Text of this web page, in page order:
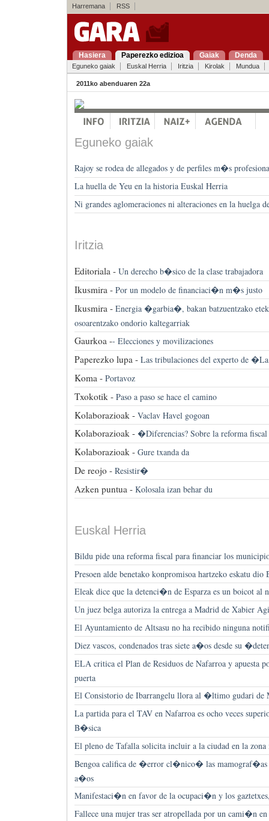
Harremana RSS
Hasiera Paperezko edizioa Gaiak Denda
Eguneko gaiak Euskal Herria Iritzia Kirolak Mundua
2011ko abenduaren 22a
Eguneko gaiak
Rajoy se rodea de allegados y de perfiles m�s
La huella de Yeu en la historia Euskal Herria
Ni grandes aglomeraciones ni alteraciones en la huelga
Iritzia
Editoriala - Un derecho b�sico de la clase trabajadora
Ikusmira - Por un modelo de financiaci�n m�s justo
Ikusmira - Energia �garbia�, bakan batzuentzako
osoarentzako ondorio kaltegarriak
Gaurkoa -- Elecciones y movilizaciones
Paperezko lupa - Las tribulaciones del experto de
Koma - Portavoz
Txokotik - Paso a paso se hace el camino
Kolaborazioak - Vaclav Havel gogoan
Kolaborazioak - �Diferencias? Sobre la reforma fiscal
Kolaborazioak - Gure txanda da
De reojo - Resistir�
Azken puntua - Kolosala izan behar du
Euskal Herria
Bildu pide una reforma fiscal para financiar los
Presoen alde benetako konpromisoa hartzeko eskatu
Eleak dice que la detenci�n de Esparza es un boicot al
Un juez belga autoriza la entrega a Madrid de Xabier
El Ayuntamiento de Altsasu no ha recibido ninguna
Diez vascos, condenados tras siete a�os desde su
ELA critica el Plan de Residuos de Nafarroa y apuesta
puerta
El Consistorio de Ibarrangelu llora al �ltimo gudari de
La partida para el TAV en Nafarroa es ocho veces
B�sica
El pleno de Tafalla solicita incluir a la ciudad en la zona
Bengoa califica de �error cl�nico� las mamograf�as
a�os
Manifestaci�n en favor de la ocupaci�n y los
Fallece una mujer tras ser atropellada por un cami�n